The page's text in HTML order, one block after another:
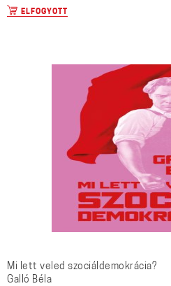
ELFOGYOTT
Mi lett veled szociáldemokrácia?
Galló Béla